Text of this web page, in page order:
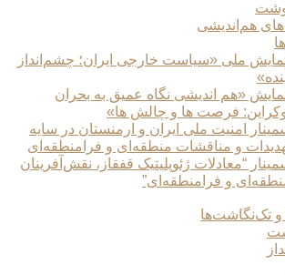
هم‌اندیشی
ملی «سیاست خارجی ایران؛ چشم‌انداز
«هم اندیشی نگاه عمیق به بحران
فرصت ها و چالش ها»
امنیت ملی ایران و ارمنستان در سایه
و مناقشات منطقه‌ای و فرامنطقه‌ای
“معادلات ژئوپلیتیک قفقاز، نقش‌آفرینان
و فرامنطقه‌ای”
و تک‌نگاشت‌ها